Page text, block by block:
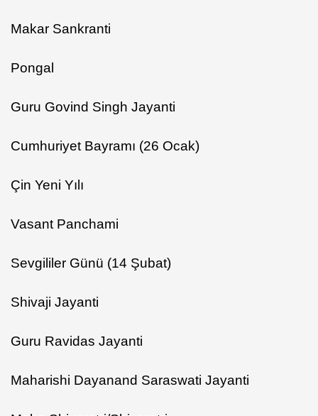
Makar Sankranti
Pongal
Guru Govind Singh Jayanti
Cumhuriyet Bayramı (26 Ocak)
Çin Yeni Yılı
Vasant Panchami
Sevgililer Günü (14 Şubat)
Shivaji Jayanti
Guru Ravidas Jayanti
Maharishi Dayanand Saraswati Jayanti